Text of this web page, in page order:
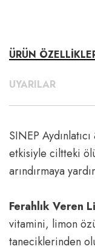
ÜRÜN
UYARILAR
SINEP
etkisiyle ciltteki
arındırmaya
Ferahlık Veren
vitamini, limon
taneciklerinden